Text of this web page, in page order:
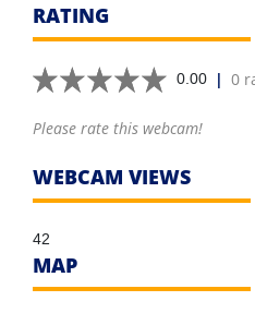
RATING
0.00 | 0
Please rate this webcam!
WEBCAM VIEWS
42
MAP